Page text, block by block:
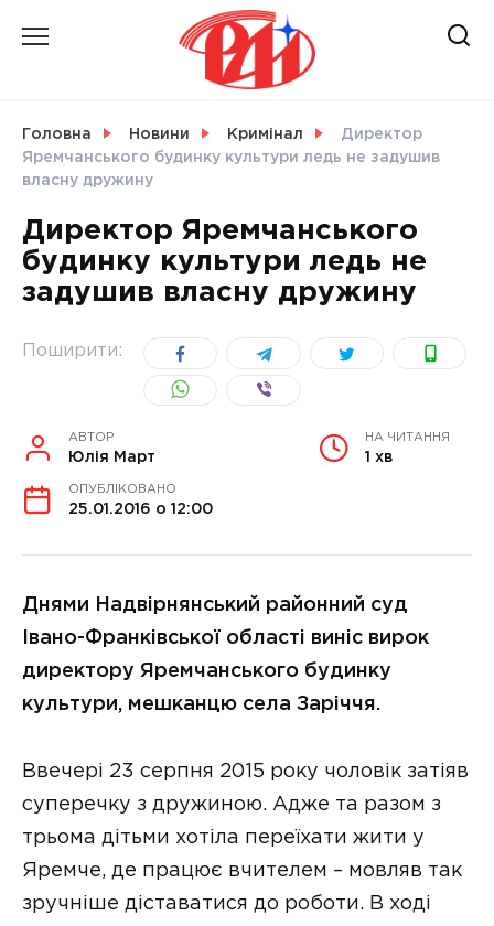
СВІТ
УКРАЇНА
Головна Новини Кримінал
Директор
Яремчанського будинку культури ледь не задушив
власну дружину
Директор Яремчанського
будинку культури ледь не
задушив власну дружину
Поширити:
АВТОР
Юлія Март
НА ЧИТАННЯ
1 хв
ОПУБЛІКОВАНО
25.01.2016 о 12:00
Днями Надвірнянський районний суд
Івано-Франківської області виніс вирок
директору Яремчанського будинку
культури, мешканцю села Заріччя.
Ввечері 23 серпня 2015 року чоловік затіяв
суперечку з дружиною. Адже та разом з
трьома дітьми хотіла переїхати жити у
Яремче, де працює вчителем – мовляв так
зручніше діставатися до роботи. В ході